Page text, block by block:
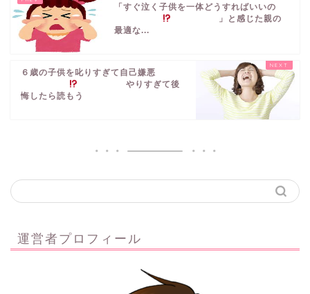
「すぐ泣く子供を一体どうすればいいの
」と感じた親の
最適な...
６歳の子供を叱りすぎて自己嫌悪
やりすぎて後
悔したら読もう
運営者プロフィール